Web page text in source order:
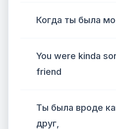
Когда ты была
You were kinda
friend
Ты была вроде
друг,